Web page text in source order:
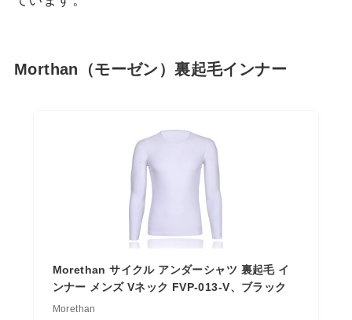
Morthan（モーゼン）裏起毛インナー
Morethan サイクル アンダーシャツ 裏起毛 イ
ンナー メンズ Vネック FVP-013-V、ブラック
Morethan